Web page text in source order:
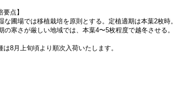
要点】
な圃場では移植栽培を原則とする。定植適期は本葉2枚時。
の寒さが厳しい地域では、本葉4〜5枚程度で越冬させる。
8月上旬頃より順次入荷いたします。